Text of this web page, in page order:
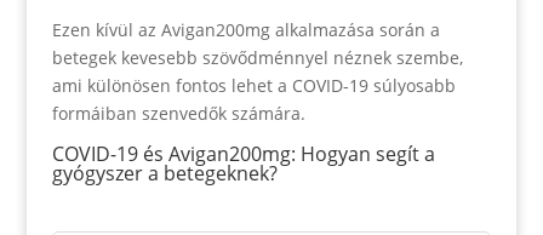
Ezen kívül az Avigan200mg alkalmazása során a
betegek kevesebb szövődménnyel néznek szembe,
ami különösen fontos lehet a COVID-19 súlyosabb
formáiban szenvedők számára.
COVID-19 és Avigan200mg: Hogyan segít a
gyógyszer a betegeknek?